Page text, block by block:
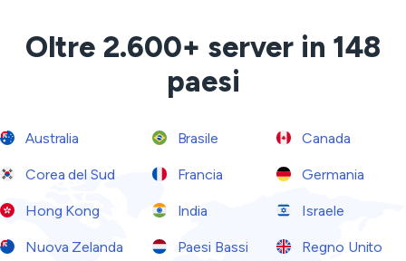
Oltre 2.600+ server in 148
paesi
Australia Brasile Canada
Corea del Sud Francia Germania
Hong Kong India Israele
Nuova Zelanda Paesi Bassi Regno Unito